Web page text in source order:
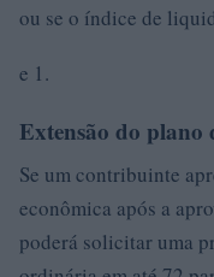
ou se o índice de
e 1.
Extensão do plano
Se um contribuinte
econômica após a
poderá solicitar uma